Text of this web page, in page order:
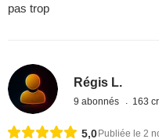
pas trop
Régis L.
9 abonnés 163
5,0 Publiée le 2